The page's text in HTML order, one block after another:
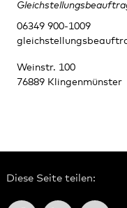
06349 900-1009
Weinstr. 100
76889 Klingenmünster
Diese Seite teilen: